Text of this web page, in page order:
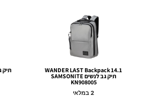
WANDER LAST Backpack 14.1
תיק גב לנשים SAMSONITE
KN908005
2 במלאי